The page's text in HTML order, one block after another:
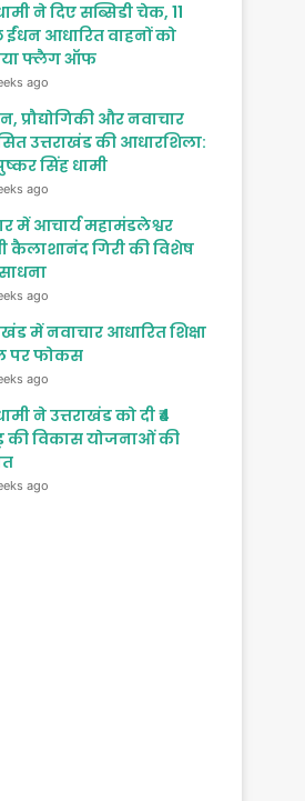
ने दिए सब्सिडी चेक, 11
ईंधन आधारित वाहनों को
फ्लैग ऑफ
ago
प्रौद्योगिकी और नवाचार
उत्तराखंड की आधारशिला:
सिंह धामी
ago
में आचार्य महामंडलेश्वर
कैलाशानंद गिरी की विशेष
ago
में नवाचार आधारित शिक्षा
पर फोकस
ago
ने उत्तराखंड को दी ₹4
की विकास योजनाओं की
ago